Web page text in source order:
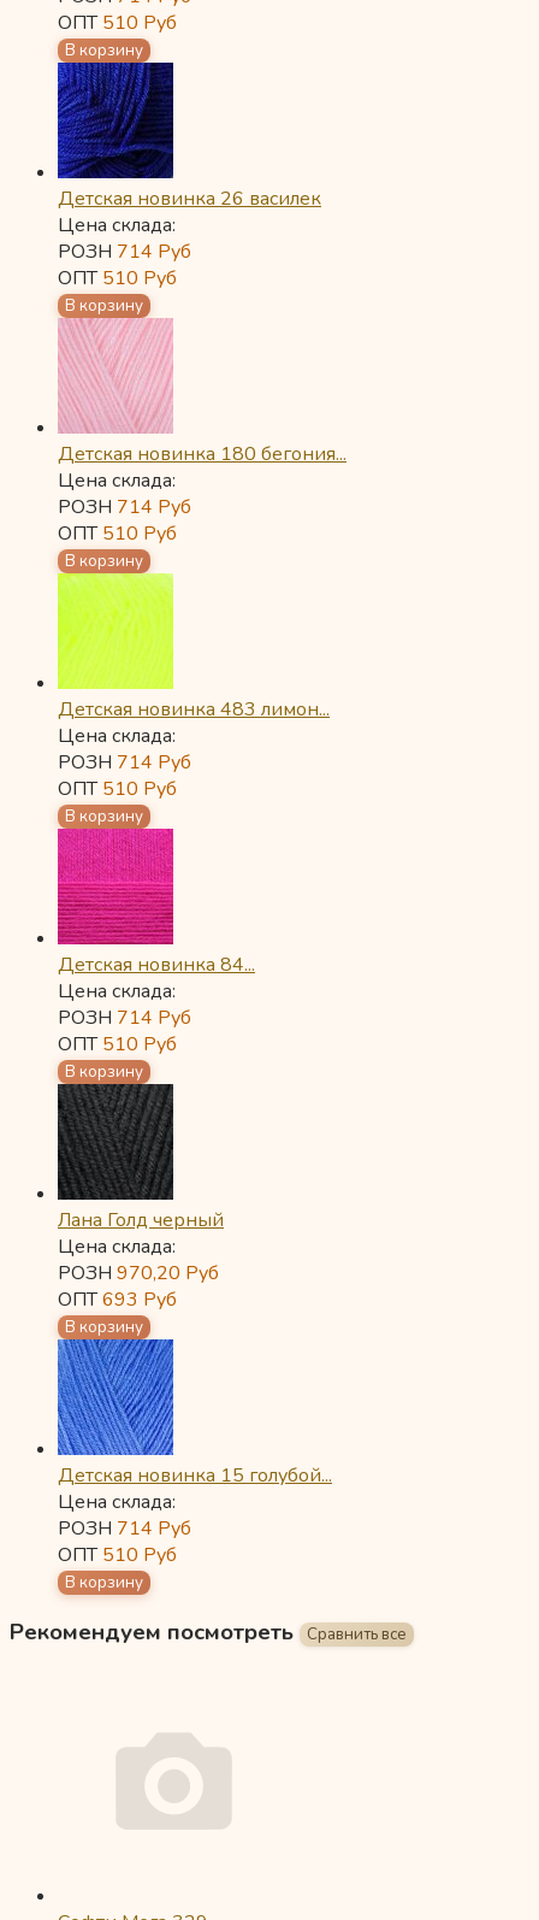
ОПТ510 Руб
Детская новинка 26 василек
Цена склада:
РОЗН 714 Руб
ОПТ510 Руб
Детская новинка 180 бегония...
Цена склада:
РОЗН 714 Руб
ОПТ510 Руб
Детская новинка 483 лимон...
Цена склада:
РОЗН 714 Руб
ОПТ510 Руб
Детская новинка 84...
Цена склада:
РОЗН 714 Руб
ОПТ510 Руб
Лана Голд черный
Цена склада:
РОЗН 970,20 Руб
ОПТ693 Руб
Детская новинка 15 голубой...
Цена склада:
РОЗН 714 Руб
ОПТ510 Руб
Рекомендуем посмотреть